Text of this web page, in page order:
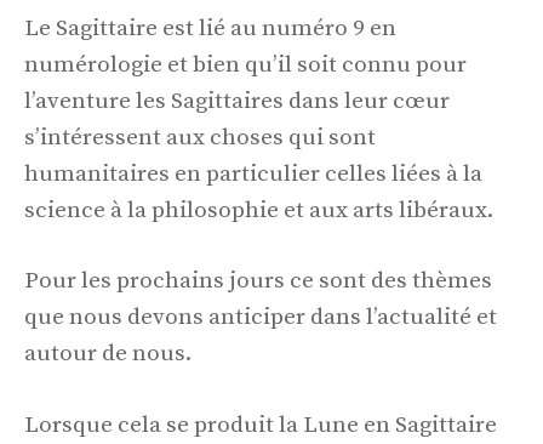
Le Sagittaire est lié au numéro 9 en
numérologie et bien qu’il soit connu pour
l’aventure les Sagittaires dans leur cœur
s’intéressent aux choses qui sont
humanitaires en particulier celles liées à la
science à la philosophie et aux arts libéraux.
Pour les prochains jours ce sont des thèmes
que nous devons anticiper dans l’actualité et
autour de nous.
Lorsque cela se produit la Lune en Sagittaire